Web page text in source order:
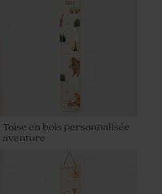
Toise en bois personnalisée
aventure